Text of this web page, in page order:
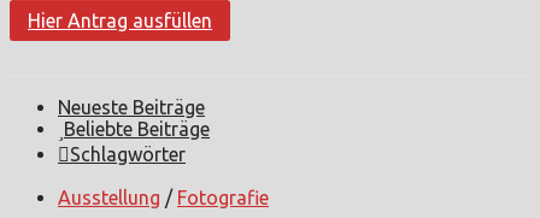
Hier Antrag ausfüllen
Neueste Beiträge
Beliebte Beiträge
Schlagwörter
Ausstellung / Fotografie